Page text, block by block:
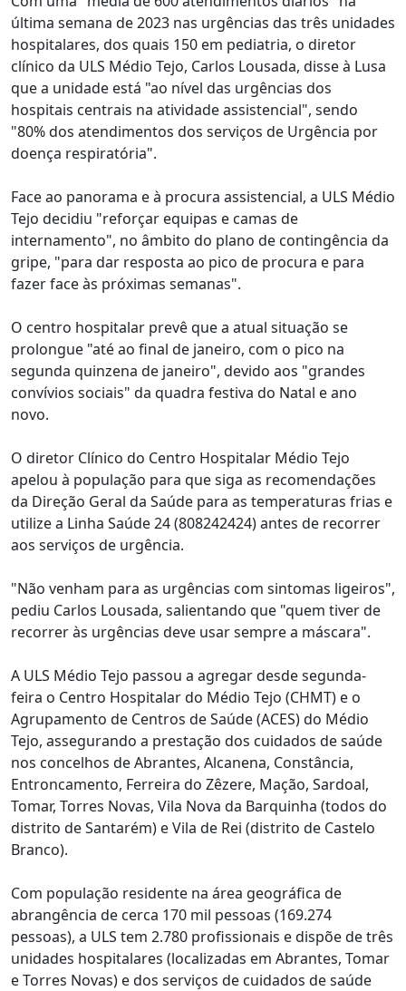
última semana de 2023 nas urgências das três unidades
hospitalares, dos quais 150 em pediatria, o diretor
clínico da ULS Médio Tejo, Carlos Lousada, disse à Lusa
que a unidade está "ao nível das urgências dos
hospitais centrais na atividade assistencial", sendo
"80% dos atendimentos dos serviços de Urgência por
doença respiratória".
Face ao panorama e à procura assistencial, a ULS Médio
Tejo decidiu "reforçar equipas e camas de
internamento", no âmbito do plano de contingência da
gripe, "para dar resposta ao pico de procura e para
fazer face às próximas semanas".
O centro hospitalar prevê que a atual situação se
prolongue "até ao final de janeiro, com o pico na
segunda quinzena de janeiro", devido aos "grandes
convívios sociais" da quadra festiva do Natal e ano
novo.
O diretor Clínico do Centro Hospitalar Médio Tejo
apelou à população para que siga as recomendações
da Direção Geral da Saúde para as temperaturas frias e
utilize a Linha Saúde 24 (808242424) antes de recorrer
aos serviços de urgência.
"Não venham para as urgências com sintomas ligeiros",
pediu Carlos Lousada, salientando que "quem tiver de
recorrer às urgências deve usar sempre a máscara".
A ULS Médio Tejo passou a agregar desde segunda-
feira o Centro Hospitalar do Médio Tejo (CHMT) e o
Agrupamento de Centros de Saúde (ACES) do Médio
Tejo, assegurando a prestação dos cuidados de saúde
nos concelhos de Abrantes, Alcanena, Constância,
Entroncamento, Ferreira do Zêzere, Mação, Sardoal,
Tomar, Torres Novas, Vila Nova da Barquinha (todos do
distrito de Santarém) e Vila de Rei (distrito de Castelo
Branco).
Com população residente na área geográfica de
abrangência de cerca 170 mil pessoas (169.274
pessoas), a ULS tem 2.780 profissionais e dispõe de três
unidades hospitalares (localizadas em Abrantes, Tomar
e Torres Novas) e dos serviços de cuidados de saúde